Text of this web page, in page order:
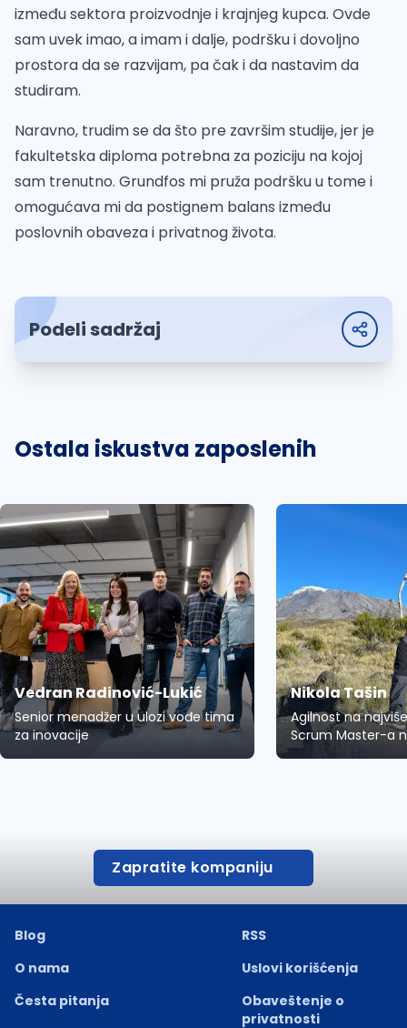
između sektora proizvodnje i krajnjeg kupca. Ovde
sam uvek imao, a imam i dalje, podršku i dovoljno
prostora da se razvijam, pa čak i da nastavim da
studiram.
Naravno, trudim se da što pre završim studije, jer je
fakultetska diploma potrebna za poziciju na kojoj
sam trenutno. Grundfos mi pruža podršku u tome i
omogućava mi da postignem balans između
poslovnih obaveza i privatnog života.
Podeli sadržaj
Ostala iskustva zaposlenih
Vedran Radinović-Lukić
Senior menadžer u ulozi vođe tima
za inovacije
Nikola Tašin
Agilnost na
Scrum Master-a
Zapratite kompaniju
Blog
O nama
Česta pitanja
RSS
Uslovi korišćenja
Obaveštenje o
privatnosti